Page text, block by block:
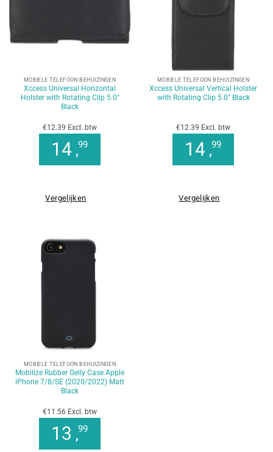
MOBIELE TELEFOON BEHUIZINGEN
Xccess Universal Horizontal
Holster with Rotating Clip 5.0″
Black
€12.39 Excl. btw
14 ,99
Vergelijken
MOBIELE TELEFOON BEHUIZINGEN
Xccess Universal Vertical Holster
with Rotating Clip 5.0″ Black
€12.39 Excl. btw
14 ,99
Vergelijken
MOBIELE TELEFOON BEHUIZINGEN
Mobilize Rubber Gelly Case Apple
iPhone 7/8/SE (2020/2022) Matt
Black
€11.56 Excl. btw
13 ,99